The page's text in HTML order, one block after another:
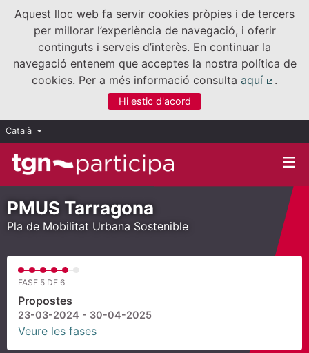
Aquest lloc web fa servir cookies pròpies i de tercers
per millorar l’experiència de navegació, i oferir
continguts i serveis d’interès. En continuar la
navegació entenem que acceptes la nostra política de
cookies. Per a més informació consulta aquí
.
Hi estic d'acord
Català Triar la llengua
PMUS Tarragona
Pla de Mobilitat Urbana Sostenible
FASE 5 DE 6
Propostes
23-03-2024 - 30-04-2025
Veure les fases